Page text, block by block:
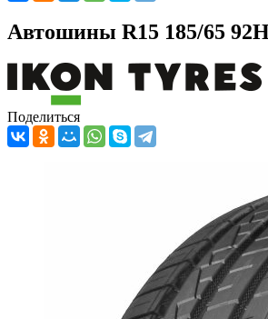
Автошины R15 185/65
Поделиться